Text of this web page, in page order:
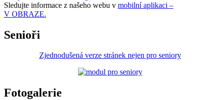
Sledujte informace z našeho webu v mobilní aplikaci –
V OBRAZE.
Senioři
Zjednodušená verze stránek nejen pro seniory
Fotogalerie